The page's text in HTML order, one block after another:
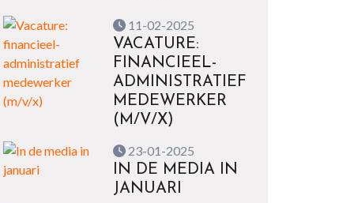
11-02-2025
VACATURE:
FINANCIEEL-
ADMINISTRATIEF
MEDEWERKER
(M/V/X)
23-01-2025
IN DE MEDIA IN
JANUARI